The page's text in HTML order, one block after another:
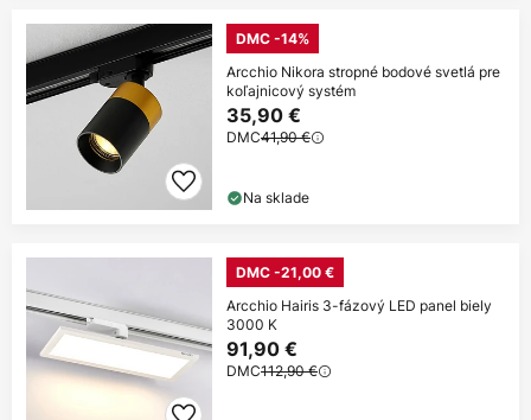
DMC -14%
Arcchio Nikora stropné bodové svetlá pre
koľajnicový systém
35,90 €
DMC41,90 €
Na sklade
DMC -21,00 €
Arcchio Hairis 3-fázový LED panel biely
3000 K
91,90 €
DMC112,90 €